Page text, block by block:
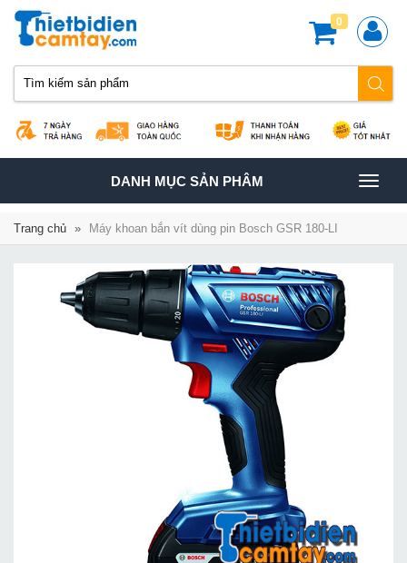
0
TOGGLE
NAVIGATION
DANH MỤC SẢN PHÂM
Trang chủ » Máy khoan bắn vít dùng pin Bosch GSR 180-LI